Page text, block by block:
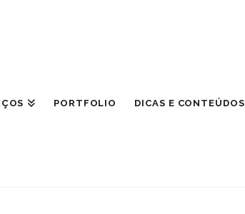
PORTFOLIO DICAS E CONTEÚDOS